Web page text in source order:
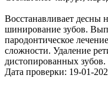
Восстанавливает десны
шинирование зубов.
пародонтическое
сложности. Удаление
дистопированных зубов.
Дата проверки: 19-01-